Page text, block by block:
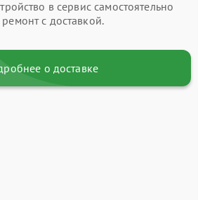
в сервис самостоятельно
с доставкой.
о доставке